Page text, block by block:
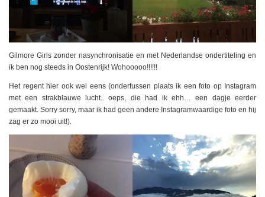
Gilmore Girls zonder nasynchronisatie en met Nederlandse ondertiteling en
ik ben nog steeds in Oostenrijk! Wohooooo!!!!!!
Het regent hier ook wel eens (ondertussen plaats ik een foto op Instagram
met een strakblauwe lucht.. oeps, die had ik ehh… een dagje eerder
gemaakt. Sorry sorry, maar ik had geen andere Instagramwaardige foto en hij
zag er zo mooi uit!).